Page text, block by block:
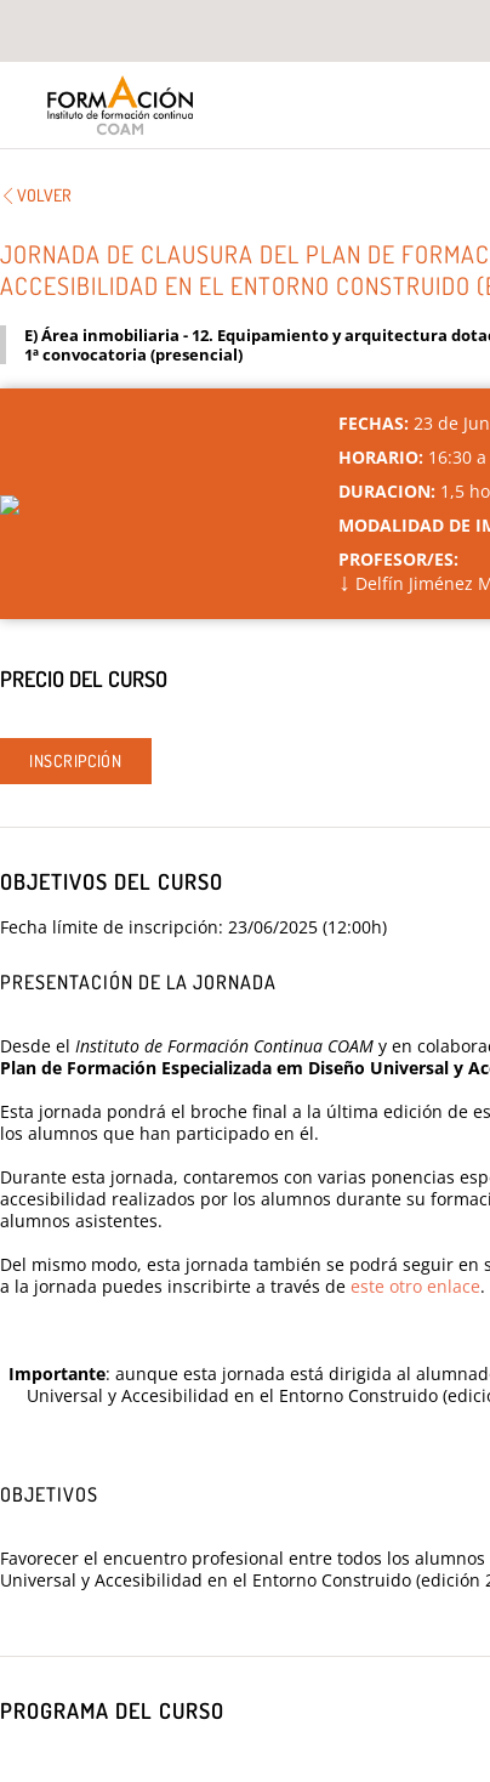
VOLVER
JORNADA DE CLAUSURA DEL PLAN DE
ACCESIBILIDAD EN EL ENTORNO CONSTRUIDO
E) Área inmobiliaria - 12. Equipamiento y arquitectura
1ª convocatoria (presencial)
FECHAS: 23 de
HORARIO: 16:30
DURACION: 1,5
MODALIDAD DE
PROFESOR/ES:
↓ Delfín Jiménez
PRECIO DEL CURSO
INSCRIPCIÓN
OBJETIVOS DEL CURSO
Fecha límite de inscripción: 23/06/2025 (12:00h)
PRESENTACIÓN DE LA JORNADA
Desde el Instituto de Formación Continua COAM y en
Plan de Formación Especializada em Diseño Universal y
Esta jornada pondrá el broche final a la última edición de
los alumnos que han participado en él.
Durante esta jornada, contaremos con varias ponencias
accesibilidad realizados por los alumnos durante su
alumnos asistentes.
Del mismo modo, esta jornada también se podrá seguir
a la jornada puedes inscribirte a través de este otro enlace.
Importante: aunque esta jornada está dirigida al
Universal y Accesibilidad en el Entorno Construido
OBJETIVOS
Favorecer el encuentro profesional entre todos los
Universal y Accesibilidad en el Entorno Construido (edición
PROGRAMA DEL CURSO